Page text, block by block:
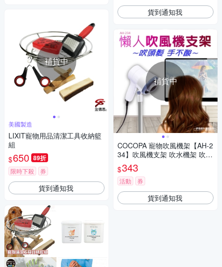
補貨中
美國製造
LIXIT寵物用品清潔工具收納籃
組
$650 89折
限時下殺 券
貨到通知我
貨到通知我
補貨中
COCOPA 寵物吹風機架【AH-2
34】吹風機支架 吹水機架 吹水
機支架 家用 寵物用品 吹風機架
$343
活動 券
貨到通知我